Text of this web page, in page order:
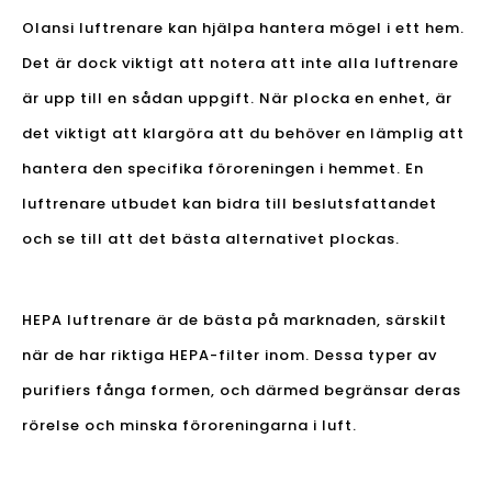
Olansi luftrenare kan hjälpa hantera mögel i ett hem.
Det är dock viktigt att notera att inte alla luftrenare
är upp till en sådan uppgift. När plocka en enhet, är
det viktigt att klargöra att du behöver en lämplig att
hantera den specifika föroreningen i hemmet. En
luftrenare utbudet kan bidra till beslutsfattandet
och se till att det bästa alternativet plockas.
HEPA luftrenare är de bästa på marknaden, särskilt
när de har riktiga HEPA-filter inom. Dessa typer av
purifiers fånga formen, och därmed begränsar deras
rörelse och minska föroreningarna i luft.